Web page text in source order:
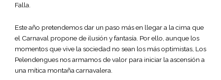
Falla.
Este año pretendemos dar un paso más en llegar a la cima que
el Carnaval propone de ilusión y fantasía. Por ello, aunque los
momentos que vive la sociedad no sean los más optimistas, Los
Pelendengues nos armamos de valor para iniciar la ascensión a
una mítica montaña carnavalera.